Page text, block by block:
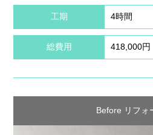
工期 4時間
総費用 418,000円
Before リフォ